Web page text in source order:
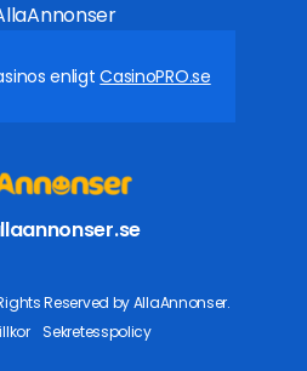
enligtCasinoPRO.se
Reserved by AllaAnnonser.
Sekretesspolicy